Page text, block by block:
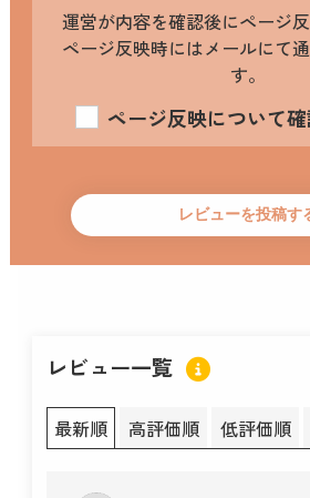
運営が内容を確認後にページ反
ページ反映時にはメールにて
す。
ページ反映について確
レビュー一覧
最新順 高評価順 低評価順